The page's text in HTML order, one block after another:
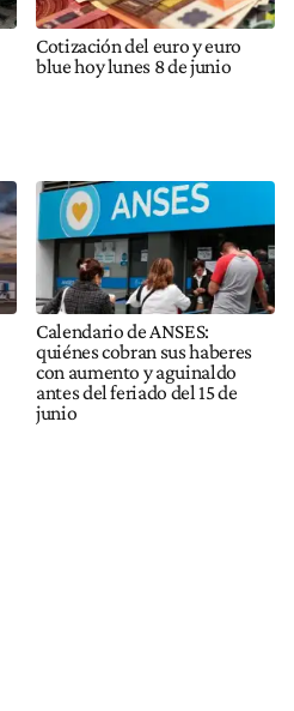
Cotización del euro y euro
blue hoy lunes 8 de junio
Calendario de ANSES:
quiénes cobran sus haberes
con aumento y aguinaldo
antes del feriado del 15 de
junio